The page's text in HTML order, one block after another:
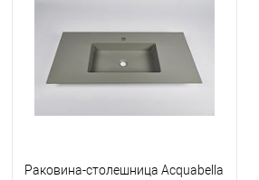
Раковина-столешница Acquabella